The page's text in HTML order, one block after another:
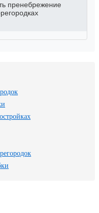
пренебрежение